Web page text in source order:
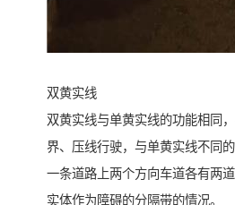
双黄实线
双黄实线与单黄实线的功能相同
界、压线行驶，与单黄实线不同
一条道路上两个方向车道各有两
实体作为障碍的分隔带的情况。